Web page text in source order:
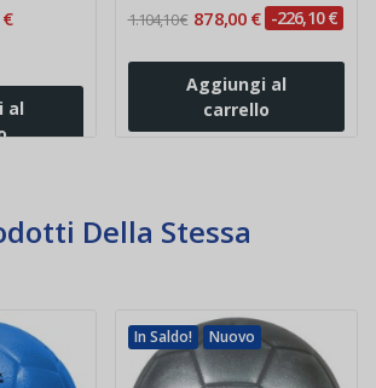
al
1.104,10 € 878,00 € -226,10 €
Aggiungi al
carrello
Della Stessa
In Saldo! Nuovo